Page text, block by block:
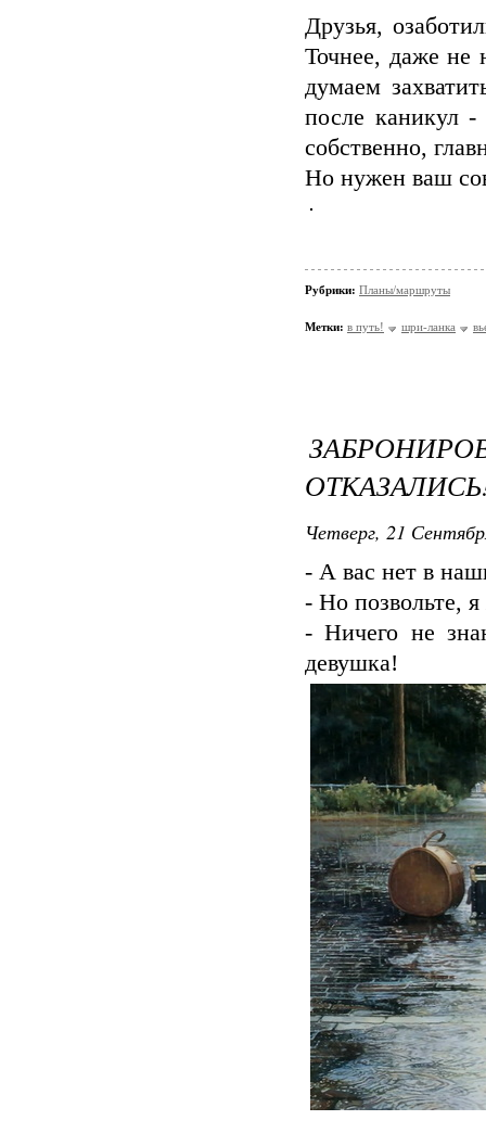
Друзья,
Точнее, даже
думаем
после каникул
собственно,
Но нужен ваш
Рубрики: Планы/маршруты
Метки: в путь! шри-ланка
Четверг, 21
- А вас нет в
- Но позвольте,
- Ничего не
девушка!